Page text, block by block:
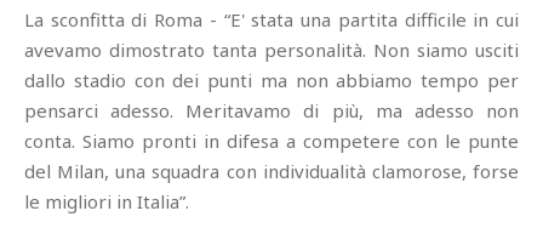
La sconfitta di Roma - “E' stata una partita difficile in cui
avevamo dimostrato tanta personalità. Non siamo usciti
dallo stadio con dei punti ma non abbiamo tempo per
pensarci adesso. Meritavamo di più, ma adesso non
conta. Siamo pronti in difesa a competere con le punte
del Milan, una squadra con individualità clamorose, forse
le migliori in Italia”.